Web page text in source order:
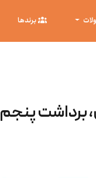
برندها
برداشت پنجم